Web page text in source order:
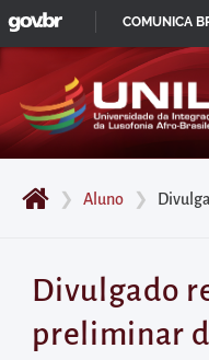
Pular
para
início
do
principal
Acessar
diretamente
❯ Aluno ❯ Divulgado
Divulgado
preliminar
GOVBR
COMUNICA